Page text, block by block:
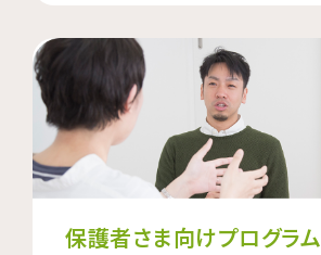
保護者さま向けプログラム